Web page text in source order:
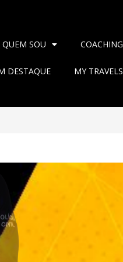
QUEM SOU COACHING
DESTAQUE MY TRAVELS